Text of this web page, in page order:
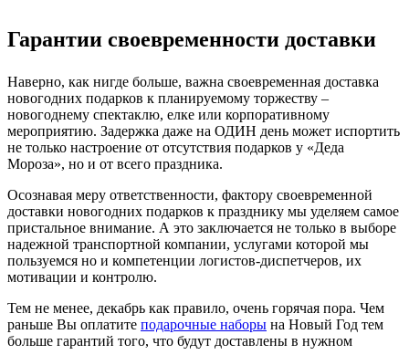
Гарантии своевременности доставки
Наверно, как нигде больше, важна своевременная доставка
новогодних подарков к планируемому торжеству –
новогоднему спектаклю, елке или корпоративному
мероприятию. Задержка даже на ОДИН день может испортить
не только настроение от отсутствия подарков у «Деда
Мороза», но и от всего праздника.
Осознавая меру ответственности, фактору своевременной
доставки новогодних подарков к празднику мы уделяем самое
пристальное внимание. А это заключается не только в выборе
надежной транспортной компании, услугами которой мы
пользуемся но и компетенции логистов-диспетчеров, их
мотивации и контролю.
Тем не менее, декабрь как правило, очень горячая пора. Чем
раньше Вы оплатите подарочные наборы на Новый Год тем
больше гарантий того, что будут доставлены в нужном